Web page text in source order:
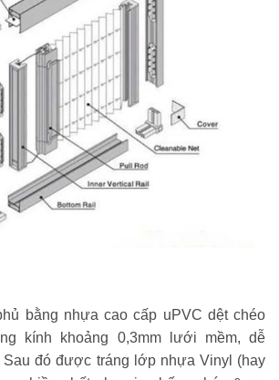
bằng nhựa cao cấp uPVC dệt chéo
kính khoảng 0,3mm lưới mềm, dễ
Sau đó được tráng lớp nhựa Vinyl (hay